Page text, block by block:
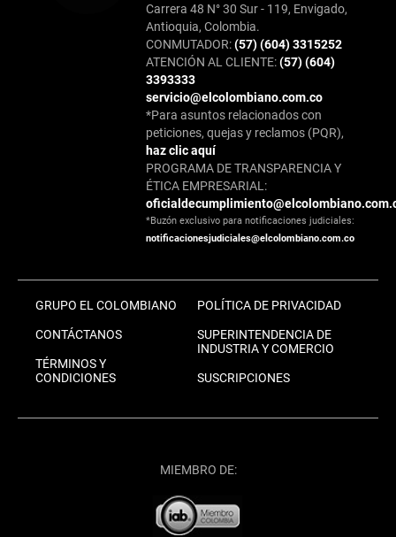
Carrera 48 N° 30 Sur - 119, Envigado,
Antioquia, Colombia.
CONMUTADOR:(57) (604) 3315252
ATENCIÓN AL CLIENTE:(57) (604)
3393333
servicio@elcolombiano.com.co
*Para asuntos relacionados con
peticiones, quejas y reclamos (PQR),
haz clic aquí
PROGRAMA DE TRANSPARENCIA Y
ÉTICA EMPRESARIAL:
*Buzón exclusivo para notificaciones judiciales:
notificacionesjudiciales@elcolombiano.com.co
GRUPO EL COLOMBIANO
CONTÁCTANOS
TÉRMINOS Y
CONDICIONES
POLÍTICA DE PRIVACIDAD
SUPERINTENDENCIA DE
INDUSTRIA Y COMERCIO
SUSCRIPCIONES
MIEMBRO DE: